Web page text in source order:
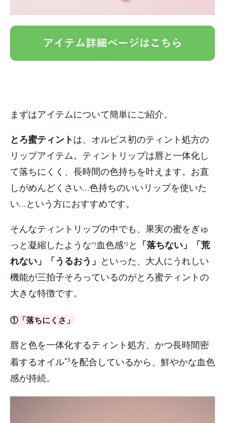
まずはアイテムについて簡単にご紹介。
とろ蜜ティントは、オルビス初のティント処方の
リップアイテム。ティントリップは唇と一体化し
て落ちにくく、長時間の色持ちを叶えます。お直
しがめんどくさい…色持ちのいいリップを使いた
い…という方におすすめです。
そんなティントリップの中でも、果実の蜜をぎゅ
っと凝縮したような*1 血色感*2 と 「落ちない」「荒
れない」「うるおう」 といった、大人にうれしい
機能が三拍子そろっているのがとろ蜜ティントの
大きな特徴です。
①「落ちにくさ」
唇と色を一体化するティント処方、かつ長時間密
着するオイル*3 を配合しているから、鮮やかな血色
感が持続。